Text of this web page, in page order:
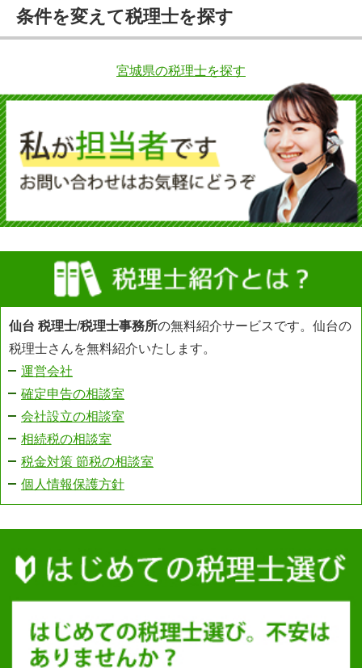
条件を変えて税理士を探す
宮城県の税理士を探す
仙台 税理士/税理士事務所の無料紹介サービスです。仙台の
税理士さんを無料紹介いたします。
運営会社
確定申告の相談室
会社設立の相談室
相続税の相談室
税金対策 節税の相談室
個人情報保護方針